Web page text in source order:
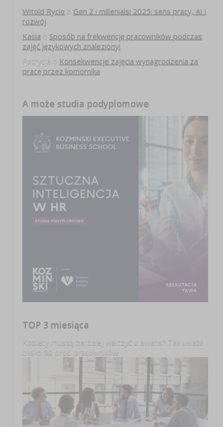
Witold Rycio o Gen Z i millenialsi 2025: sens pracy, AI i
rozwój
Kasia o Sposób na frekwencję pracowników podczas
zajęć językowych znaleziony!
Patrycja o Konsekwencje zajęcia wynagrodzenia za
pracę przez komornika
A może studia podyplomowe
TOP 3 miesiąca
Kobiety muszą bardziej walczyć o awans? Tak uważa
blisko 80 proc. pracowników